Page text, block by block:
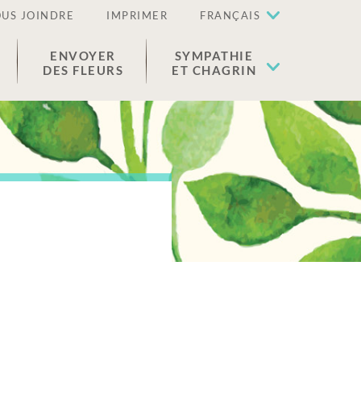
JOINDRE IMPRIMER FRANÇAIS
ENVOYER
DES FLEURS
SYMPATHIE
ET CHAGRIN